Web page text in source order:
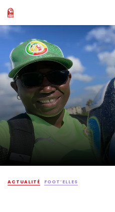
ACTUALITÉ FOOT’ELLES